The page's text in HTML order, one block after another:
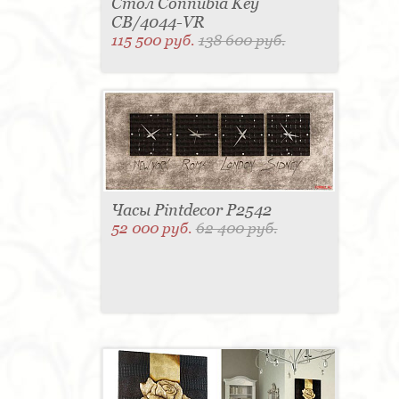
CB/4044-VR
115 500 руб.138 600 руб.
Часы Pintdecor P2542
52 000 руб.62 400 руб.